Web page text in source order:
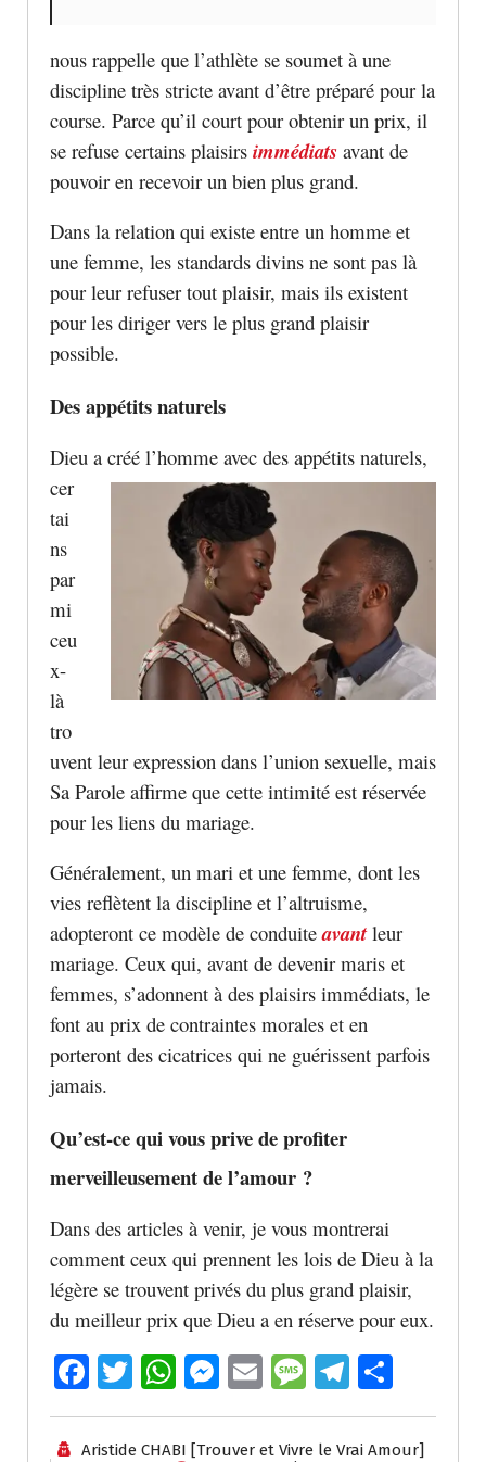
nous rappelle que l’athlète se soumet à une
discipline très stricte avant d’être préparé pour la
course. Parce qu’il court pour obtenir un prix, il
se refuse certains plaisirs immédiats avant de
pouvoir en recevoir un bien plus grand.
Dans la relation qui existe entre un homme et
une femme, les standards divins ne sont pas là
pour leur refuser tout plaisir, mais ils existent
pour les diriger vers le plus grand plaisir
possible.
Des appétits naturels
Dieu a créé l’homme avec des appétits naturels,
cer
tai
ns
par
mi
ceu
x-
là
tro
uvent leur expression dans l’union sexuelle, mais
Sa Parole affirme que cette intimité est réservée
pour les liens du mariage.
Généralement, un mari et une femme, dont les
vies reflètent la discipline et l’altruisme,
adopteront ce modèle de conduiteavantleur
mariage. Ceux qui, avant de devenir maris et
femmes, s’adonnent à des plaisirs immédiats, le
font au prix de contraintes morales et en
porteront des cicatrices qui ne guérissent parfois
jamais.
Qu’est-ce qui vous prive de profiter
merveilleusement de l’amour ?
Dans des articles à venir, je vous montrerai
comment ceux qui prennent les lois de Dieu à la
légère se trouvent privés du plus grand plaisir,
du meilleur prix que Dieu a en réserve pour eux.
Fa
ce
b
T
wi
tt
W
h
at
M
e
ss
E
m
ai
M
e
ss
T
el
e
ar
ta
Aristide CHABI [Trouver et Vivre le Vrai Amour]